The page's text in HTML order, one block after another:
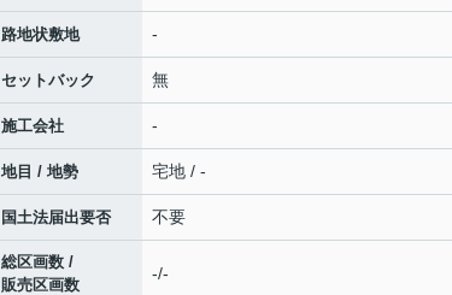
路地状敷地 -
セットバック 無
施工会社 -
地目 / 地勢 宅地 / -
国土法届出要否 不要
総区画数 /
販売区画数
-/-